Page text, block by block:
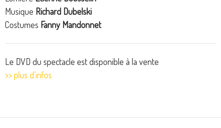
Musique Richard Dubelski
Costumes Fanny Mandonnet
Le DVD du spectacle est disponible à la vente
>> plus d’infos